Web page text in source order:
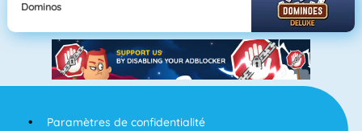
Dominos
Paramètres de confidentialité